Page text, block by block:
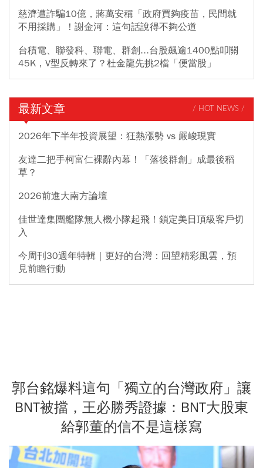
慈濟遭詐騙10億，蔣萬安稱「政府買夠疫苗，民間就
不用採購」！謝金河：這句話說得不夠公道
台積電、聯發科、聯電、群創...台股飆逾1400點叩關
45K，V型反轉來了？杜金龍先挑2檔「便當股」
最新文章 / HOT NEWS /
2026年下半年投資展望：狂熱漲勢 vs 嚴峻現實
友達二把手柯富仁裸辭內幕！「落後群創」成最後稻
草？
2026前進大南方論壇
佳世達集團艦隊無人機小隊起飛！鎖定美日頂級客戶切
入
今周刊30週年特輯｜更好的台灣：回望精彩風雲，預
見前瞻行動
郭台銘爆料這句「獨立的台灣政府」讓
BNT被擋，王必勝秀證據：BNT大股東
給郭董的信不是這樣寫